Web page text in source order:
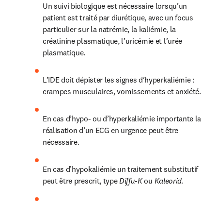
Un suivi biologique est nécessaire lorsqu’un
patient est traité par diurétique, avec un focus
particulier sur la natrémie, la kaliémie, la
créatinine plasmatique, l’uricémie et l’urée
plasmatique.
L’IDE doit dépister les signes d’hyperkaliémie :
crampes musculaires, vomissements et anxiété.
En cas d’hypo- ou d’hyperkaliémie importante la
réalisation d’un ECG en urgence peut être
nécessaire.
En cas d’hypokaliémie un traitement substitutif
peut être prescrit, type Diffu-K ou Kaleorid.